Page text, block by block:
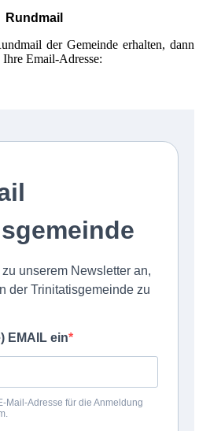
Rundmail
der Gemeinde erhalten, dann
Email-Adresse: